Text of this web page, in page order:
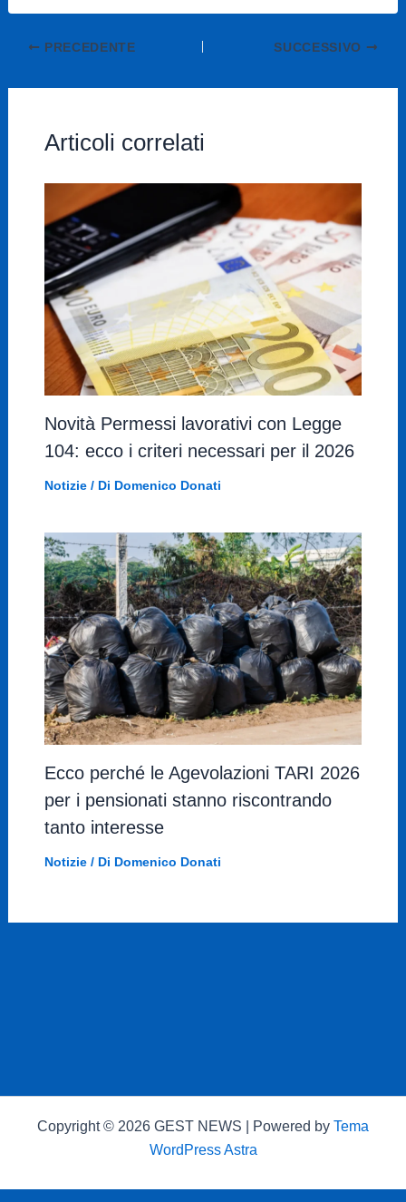
PRECEDENTE SUCCESSIVO
Articoli correlati
Novità Permessi lavorativi con Legge
104: ecco i criteri necessari per il 2026
Notizie/ Di Domenico Donati
Ecco perché le Agevolazioni TARI 2026
per i pensionati stanno riscontrando
tanto interesse
Notizie/ Di Domenico Donati
Copyright © 2026 GEST NEWS | Powered by Tema
WordPress Astra